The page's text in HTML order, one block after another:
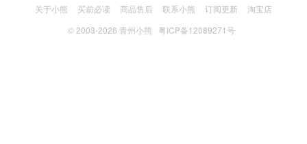
关于小熊 买前必读 商品售后 联系小熊 订阅更新
淘宝店
© 2003-2026 青州小熊 粤ICP备12089271号